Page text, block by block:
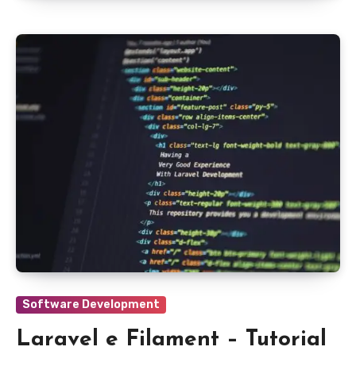
Software Development
Laravel e Filament – Tutorial